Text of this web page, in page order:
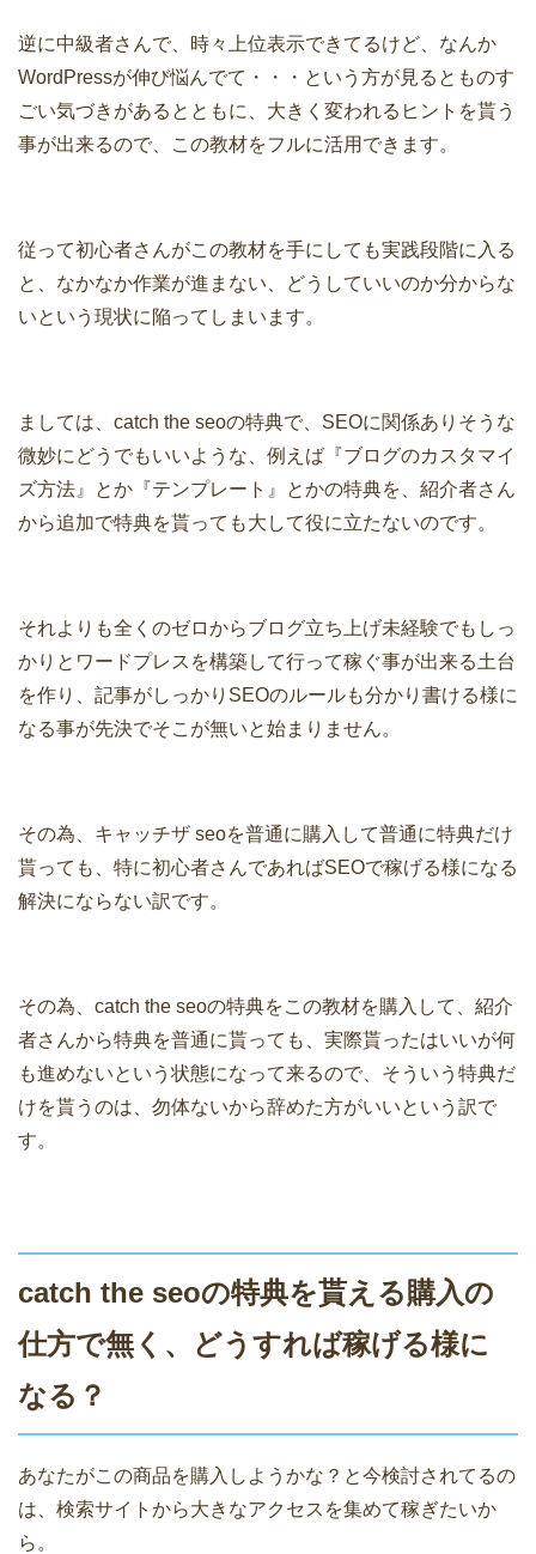
逆に中級者さんで、時々上位表示できてるけど、なんか
WordPressが伸び悩んでて・・・という方が見るとものす
ごい気づきがあるとともに、大きく変われるヒントを貰う
事が出来るので、この教材をフルに活用できます。
従って初心者さんがこの教材を手にしても実践段階に入る
と、なかなか作業が進まない、どうしていいのか分からな
いという現状に陥ってしまいます。
ましては、catch the seoの特典で、SEOに関係ありそうな
微妙にどうでもいいような、例えば『ブログのカスタマイ
ズ方法』とか『テンプレート』とかの特典を、紹介者さん
から追加で特典を貰っても大して役に立たないのです。
それよりも全くのゼロからブログ立ち上げ未経験でもしっ
かりとワードプレスを構築して行って稼ぐ事が出来る土台
を作り、記事がしっかりSEOのルールも分かり書ける様に
なる事が先決でそこが無いと始まりません。
その為、キャッチザ seoを普通に購入して普通に特典だけ
貰っても、特に初心者さんであればSEOで稼げる様になる
解決にならない訳です。
その為、catch the seoの特典をこの教材を購入して、紹介
者さんから特典を普通に貰っても、実際貰ったはいいが何
も進めないという状態になって来るので、そういう特典だ
けを貰うのは、勿体ないから辞めた方がいいという訳で
す。
catch the seoの特典を貰える購入の
仕方で無く、どうすれば稼げる様に
なる？
あなたがこの商品を購入しようかな？と今検討されてるの
は、検索サイトから大きなアクセスを集めて稼ぎたいか
ら。